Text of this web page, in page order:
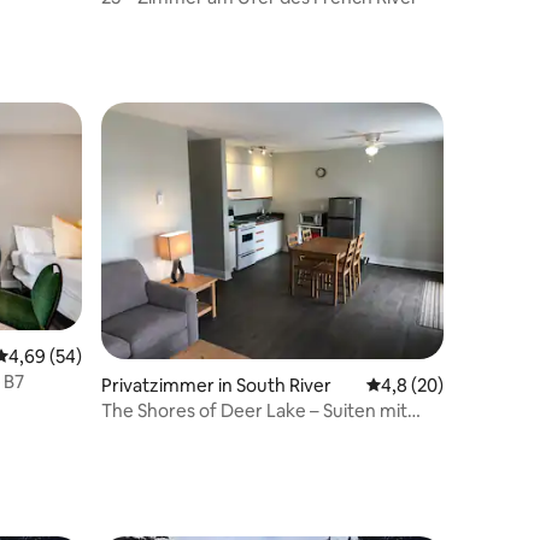
Bewertung: 4,69 von 5, 54 Bewertungen
4,69 (54)
Privatzimmer in South River Durchschnittliche
4,8 (20)
The Shores of Deer Lake – Suiten mit